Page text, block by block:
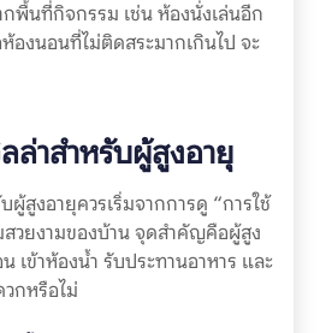
พื้นที่กิจกรรม เช่น ห้องนั่งเล่นอีก
องนอนที่ไม่ติดสระมากเกินไป จะ
ล่าสำหรับผู้สูงอายุ
ผู้สูงอายุควรเริ่มจากการดู “การใช้
สวยงามของบ้าน จุดสำคัญคือผู้สูง
เข้าห้องน้ำ รับประทานอาหาร และ
กหรือไม่